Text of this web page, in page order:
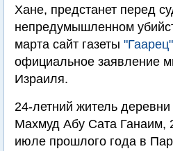
Хане, предстанет перед
непредумышленном
марта сайт газеты "Гаарец"
официальное заявление
Израиля.
24-летний житель
Махмуд Абу Сата Ганаим,
июле прошлого года в